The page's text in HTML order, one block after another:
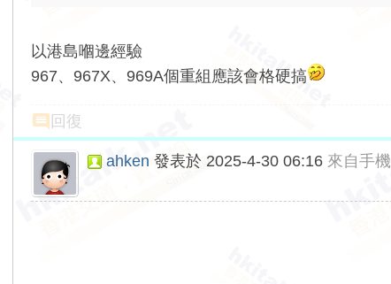
以港島嗰邊經驗
967、967X、969A個重組應該會格硬搞
回復
ahken 發表於 2025-4-30 06:16 來自手機